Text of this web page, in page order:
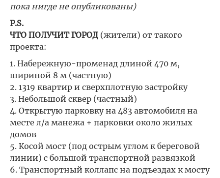
пока нигде не опубликованы)
P.S.
ЧТО ПОЛУЧИТ ГОРОД (жители) от такого
проекта:
1. Набережную-променад длиной 470 м,
шириной 8 м (частную)
2. 1319 квартир и сверхплотную застройку
3. Небольшой сквер (частный)
4. Открытую парковку на 483 автомобиля на
месте л/а манежа + парковки около жилых
домов
5. Косой мост (под острым углом к береговой
линии) с большой транспортной развязкой
6. Транспортный коллапс на подъездах к мосту